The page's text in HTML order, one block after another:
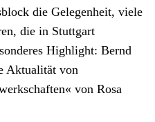
die Gelegenheit, viele
die in Stuttgart
Highlight: Bernd
Aktualität von
von Rosa